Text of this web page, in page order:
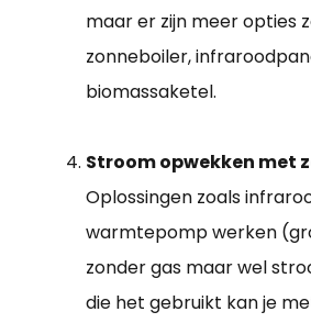
maar er zijn meer opties
zonneboiler,
biomassaketel.
Stroom opwekken met
Oplossingen zoals
warmtepomp werken
zonder gas maar wel
die het gebruikt kan je